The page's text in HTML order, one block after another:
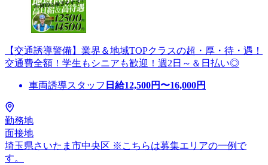
【交通誘導警備】業界＆地域TOPクラスの超・厚・待・遇！
交通費全額！学生もシニアも歓迎！週2日～＆日払い◎
車両誘導スタッフ 日給12,500円〜16,000円
勤務地
面接地
埼玉県さいたま市中央区 ※こちらは募集エリアの一例で
す。